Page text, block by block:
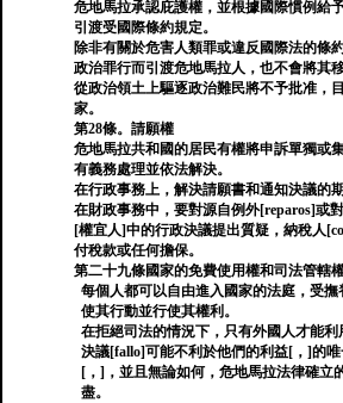
危地馬拉承認庇護權，並根據國際慣例給予
引渡受國際條約規定。
除非有關於危害人類罪或違反國際法的條
政治罪行而引渡危地馬拉人，也不會將其
從政治領土上驅逐政治難民將不予批准，
家。
第28條。請願權
危地馬拉共和國的居民有權將申訴單獨或
有義務處理並依法解決。
在行政事務上，解決請願書和通知決議的
在財政事務中，要對源自例外[reparos]或
[權宜人]中的行政決議提出質疑，納稅人
付稅款或任何擔保。
第二十九條國家的免費使用權和司法管轄
每個人都可以自由進入國家的法庭，受
使其行動並行使其權利。
在拒絕司法的情況下，只有外國人才能利
決議[fallo]可能不利於他們的利益[，]的
[，]，並且無論如何，危地馬拉法律確立
盡。